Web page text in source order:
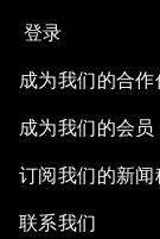
登录
成为我们的合作
成为我们的会员
订阅我们的新闻
联系我们